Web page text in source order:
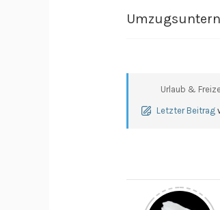
Urlaub &
Letzter Beitrag